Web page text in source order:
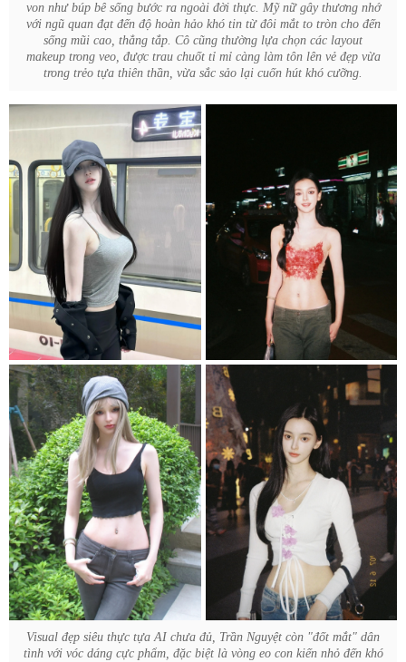
von như búp bê sống bước ra ngoài đời thực. Mỹ nữ gây thương nhớ
với ngũ quan đạt đến độ hoàn hảo khó tin từ đôi mắt to tròn cho đến
sống mũi cao, thẳng tắp. Cô cũng thường lựa chọn các layout
makeup trong veo, được trau chuốt tỉ mỉ càng làm tôn lên vẻ đẹp vừa
trong trẻo tựa thiên thần, vừa sắc sảo lại cuốn hút khó cưỡng.
Visual đẹp siêu thực tựa AI chưa đủ, Trần Nguyệt còn "đốt mắt" dân
tình với vóc dáng cực phẩm, đặc biệt là vòng eo con kiến nhỏ đến khó